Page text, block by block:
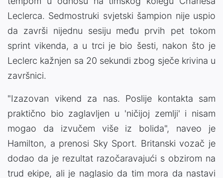
Leclerca. Sedmostruki svjetski šampion nije uspio
da završi nijednu sesiju među prvih pet tokom
sprint vikenda, a u trci je bio šesti, nakon što je
Leclerc kažnjen sa 20 sekundi zbog sječe krivina u
završnici.
"Izazovan vikend za nas. Poslije kontakta sam
praktično bio zaglavljen u 'ničijoj zemlji' i nisam
mogao da izvučem više iz bolida", naveo je
Hamilton, a prenosi Sky Sport. Britanski vozač je
dodao da je rezultat razočaravajući s obzirom na
trud ekipe, ali je naglasio da tim mora da nastavi